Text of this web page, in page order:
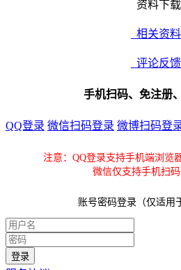
资料下载
相关资料
评论反馈
手机扫码、免注册
QQ登录 微信扫码登录 微博扫码登
注意：QQ登录支持手机端浏览
微信仅支持手机扫
账号密码登录（仅适用